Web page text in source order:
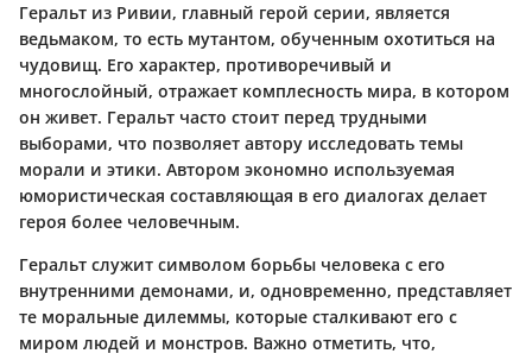
Геральт из Ривии, главный герой серии, является
ведьмаком, то есть мутантом, обученным охотиться на
чудовищ. Его характер, противоречивый и
многослойный, отражает комплесность мира, в котором
он живет. Геральт часто стоит перед трудными
выборами, что позволяет автору исследовать темы
морали и этики. Автором экономно используемая
юмористическая составляющая в его диалогах делает
героя более человечным.
Геральт служит символом борьбы человека с его
внутренними демонами, и, одновременно, представляет
те моральные дилеммы, которые сталкивают его с
миром людей и монстров. Важно отметить, что,